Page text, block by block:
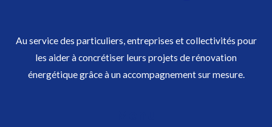
Au service des particuliers, entreprises et collectivités pour
les aider à concrétiser leurs projets de rénovation
énergétique grâce à un accompagnement sur mesure.